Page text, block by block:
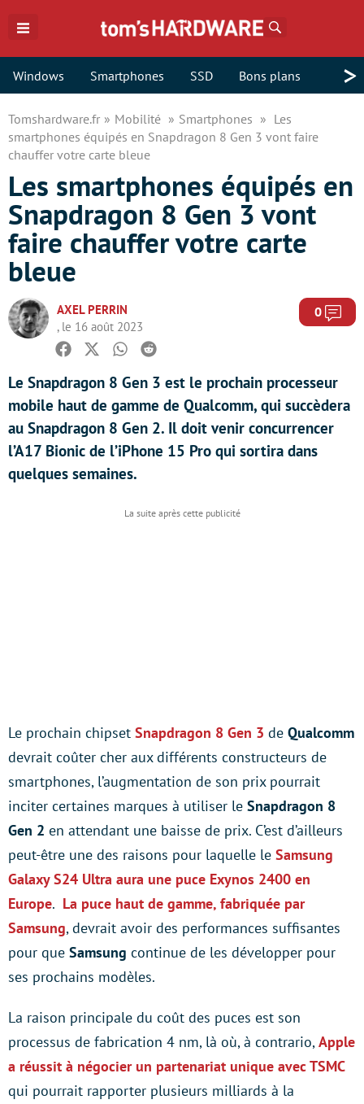
Windows Smartphones SSD Bons plans >
Tomshardware.fr Mobilité Smartphones
Les
smartphones équipés en Snapdragon 8 Gen 3 vont faire
chauffer votre carte bleue
Les smartphones équipés en
Snapdragon 8 Gen 3 vont
faire chauffer votre carte
bleue
AXEL PERRIN
, le 16 août 2023
0
Facebook
TwitterWhatsapp
Reddit
Le Snapdragon 8 Gen 3 est le prochain processeur
mobile haut de gamme de Qualcomm, qui succèdera
au Snapdragon 8 Gen 2. Il doit venir concurrencer
l’A17 Bionic de l’iPhone 15 Pro qui sortira dans
quelques semaines.
Le prochain chipset Snapdragon 8 Gen 3 de Qualcomm
devrait coûter cher aux différents constructeurs de
smartphones, l’augmentation de son prix pourrait
inciter certaines marques à utiliser le Snapdragon 8
Gen 2 en attendant une baisse de prix. C’est d’ailleurs
peut-être une des raisons pour laquelle le Samsung
Galaxy S24 Ultra aura une puce Exynos 2400 en
Europe. La puce haut de gamme, fabriquée par
Samsung, devrait avoir des performances suffisantes
pour que Samsung continue de les développer pour
ses prochains modèles.
La raison principale du coût des puces est son
processus de fabrication 4 nm, là où, à contrario,Apple
a réussit à négocier un partenariat unique avec TSMC
qui pourrait rapporter plusieurs milliards à la